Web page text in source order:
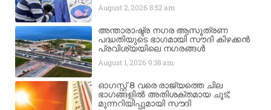
August 2, 2026 8:52 am
അന്താരാഷ്ട്ര നഗര ആസൂത്രണ
പദ്ധതിയുടെ ഭാഗമായി സൗദി കിഴക്കൻ
പ്രവിശ്യയിലെ നഗരങ്ങൾ
August 1, 2026 9:38 am
ഓഗസ്റ്റ് 8 വരെ രാജ്യത്തെ ചില
ഭാഗങ്ങളിൽ അതിശക്തമായ ചൂട്;
മുന്നറിയിപ്പുമായി സൗദി